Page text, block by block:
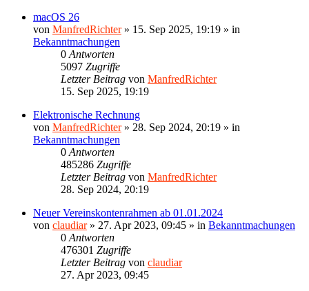
macOS 26
von ManfredRichter» 15. Sep 2025, 19:19 » in
Bekanntmachungen
0 Antworten
5097 Zugriffe
Letzter Beitrag von ManfredRichter
15. Sep 2025, 19:19
Elektronische Rechnung
von ManfredRichter» 28. Sep 2024, 20:19 » in
Bekanntmachungen
0 Antworten
485286 Zugriffe
Letzter Beitrag von ManfredRichter
28. Sep 2024, 20:19
Neuer Vereinskontenrahmen ab 01.01.2024
von claudiar» 27. Apr 2023, 09:45 » in Bekanntmachungen
0 Antworten
476301 Zugriffe
Letzter Beitrag von claudiar
27. Apr 2023, 09:45